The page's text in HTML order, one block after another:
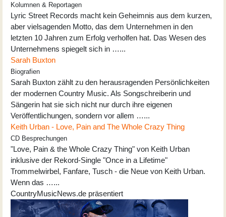
Kolumnen & Reportagen
Lyric Street Records macht kein Geheimnis aus dem kurzen,
aber vielsagenden Motto, das dem Unternehmen in den
letzten 10 Jahren zum Erfolg verholfen hat. Das Wesen des
Unternehmens spiegelt sich in …...
Sarah Buxton
Biografien
Sarah Buxton zählt zu den herausragenden Persönlichkeiten
der modernen Country Music. Als Songschreiberin und
Sängerin hat sie sich nicht nur durch ihre eigenen
Veröffentlichungen, sondern vor allem …...
Keith Urban - Love, Pain and The Whole Crazy Thing
CD Besprechungen
"Love, Pain & the Whole Crazy Thing" von Keith Urban
inklusive der Rekord-Single "Once in a Lifetime"
Trommelwirbel, Fanfare, Tusch - die Neue von Keith Urban.
Wenn das …...
CountryMusicNews.de präsentiert